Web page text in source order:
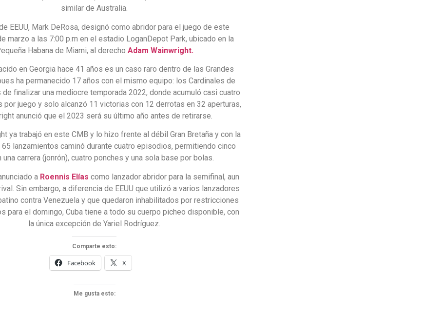
similar de Australia.
EEUU, Mark DeRosa, designó como abridor para el juego de este
marzo a las 7:00 p.m en el estadio LoganDepot Park, ubicado en la
Habana de Miami, al derecho Adam Wainwright.
en Georgia hace 41 años es un caso raro dentro de las Grandes
ha permanecido 17 años con el mismo equipo: los Cardinales de
de finalizar una mediocre temporada 2022, donde acumuló casi cuatro
por juego y solo alcanzó 11 victorias con 12 derrotas en 32 aperturas,
anunció que el 2023 será su último año antes de retirarse.
ya trabajó en este CMB y lo hizo frente al débil Gran Bretaña y con la
lanzamientos caminó durante cuatro episodios, permitiendo cinco
una carrera (jonrón), cuatro ponches y una sola base por bolas.
a Roennis Elías como lanzador abridor para la semifinal, aun
Sin embargo, a diferencia de EEUU que utilizó a varios lanzadores
contra Venezuela y que quedaron inhabilitados por restricciones
para el domingo, Cuba tiene a todo su cuerpo picheo disponible, con
la única excepción de Yariel Rodríguez.
Comparte esto:
Facebook X
Me gusta esto: